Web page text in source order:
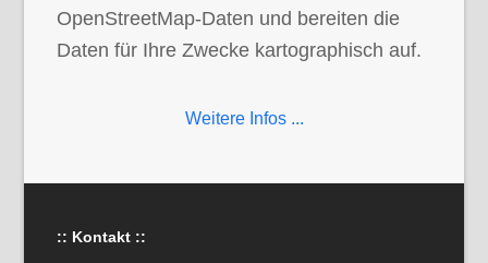
OpenStreetMap-Daten und bereiten die
Daten für Ihre Zwecke kartographisch auf.
Weitere Infos ...
:: Kontakt ::